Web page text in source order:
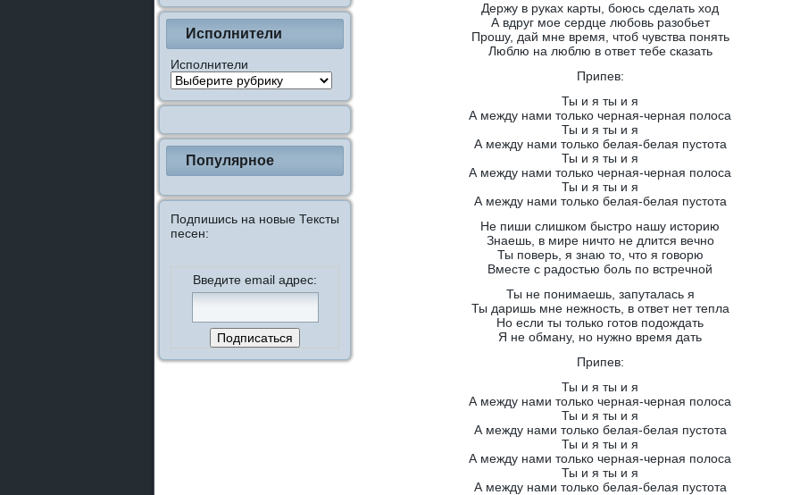
Исполнители
Исполнители
Популярное
Подпишись на новые Тексты
песен:
Введите email адрес:
Держу в руках карты, боюсь сделать ход
А вдруг мое сердце любовь разобьет
Прошу, дай мне время, чтоб чувства понять
Люблю на люблю в ответ тебе сказать
Припев:
Ты и я ты и я
А между нами только черная-черная полоса
Ты и я ты и я
А между нами только белая-белая пустота
Ты и я ты и я
А между нами только черная-черная полоса
Ты и я ты и я
А между нами только белая-белая пустота
Не пиши слишком быстро нашу историю
Знаешь, в мире ничто не длится вечно
Ты поверь, я знаю то, что я говорю
Вместе с радостью боль по встречной
Ты не понимаешь, запуталась я
Ты даришь мне нежность, в ответ нет тепла
Но если ты только готов подождать
Я не обману, но нужно время дать
Припев:
Ты и я ты и я
А между нами только черная-черная полоса
Ты и я ты и я
А между нами только белая-белая пустота
Ты и я ты и я
А между нами только черная-черная полоса
Ты и я ты и я
А между нами только белая-белая пустота